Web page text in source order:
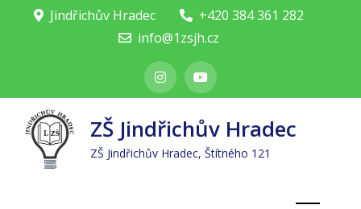
Jindřichův Hradec
+420 384 361 282
info@1zsjh.cz
ZŠ Jindřichův Hradec
ZŠ Jindřichův Hradec, Štítného 121